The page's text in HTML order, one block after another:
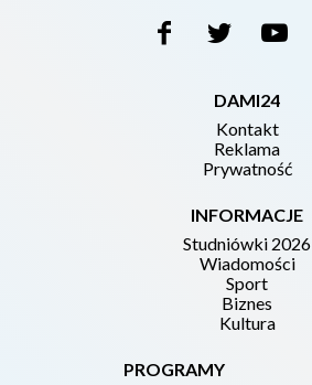
DAMI24
Kontakt
Reklama
Prywatność
INFORMACJE
Studniówki 2026
Wiadomości
Sport
Biznes
Kultura
PROGRAMY